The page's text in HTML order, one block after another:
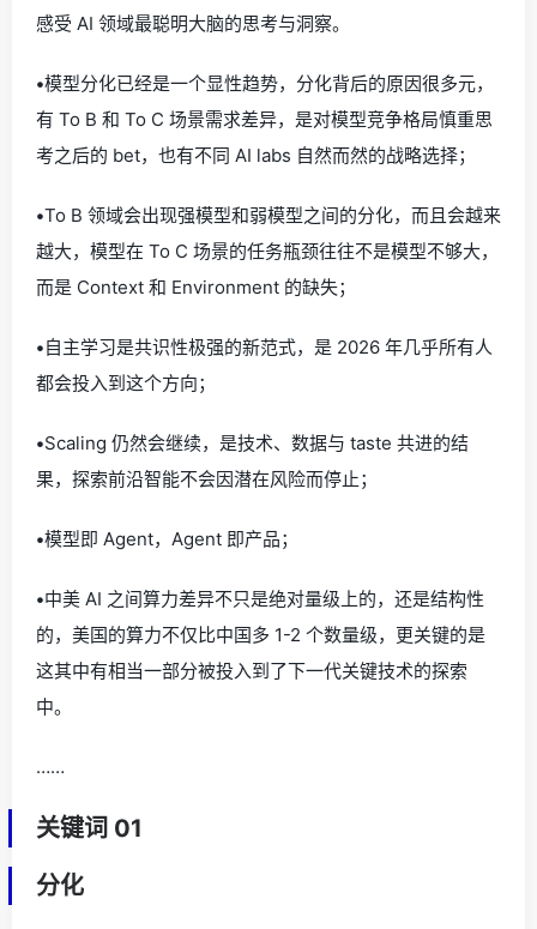
感受 AI 领域最聪明大脑的思考与洞察。
•模型分化已经是一个显性趋势，分化背后的原因很多元，
有 To B 和 To C 场景需求差异，是对模型竞争格局慎重思
考之后的 bet，也有不同 AI labs 自然而然的战略选择；
•To B 领域会出现强模型和弱模型之间的分化，而且会越来
越大，模型在 To C 场景的任务瓶颈往往不是模型不够大，
而是 Context 和 Environment 的缺失；
•自主学习是共识性极强的新范式，是 2026 年几乎所有人
都会投入到这个方向；
•Scaling 仍然会继续，是技术、数据与 taste 共进的结
果，探索前沿智能不会因潜在风险而停止；
•模型即 Agent，Agent 即产品；
•中美 AI 之间算力差异不只是绝对量级上的，还是结构性
的，美国的算力不仅比中国多 1-2 个数量级，更关键的是
这其中有相当一部分被投入到了下一代关键技术的探索
中。
……
关键词 01
分化